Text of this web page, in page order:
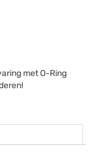
met O-Ring